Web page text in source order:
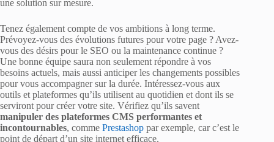
une solution sur mesure.
Tenez également compte de vos ambitions à long terme.
Prévoyez-vous des évolutions futures pour votre page ? Avez-
vous des désirs pour le SEO ou la maintenance continue ?
Une bonne équipe saura non seulement répondre à vos
besoins actuels, mais aussi anticiper les changements possibles
pour vous accompagner sur la durée. Intéressez-vous aux
outils et plateformes qu’ils utilisent au quotidien et dont ils se
serviront pour créer votre site. Vérifiez qu’ils savent
manipuler des plateformes CMS performantes et
incontournables, comme Prestashop par exemple, car c’est le
point de départ d’un site internet efficace.